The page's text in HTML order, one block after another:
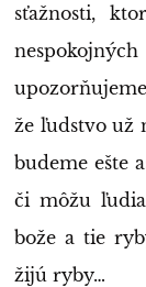
sťažnosti,
že ľudstvo už
budeme ešte
či môžu
bože a tie
žijú ryby…